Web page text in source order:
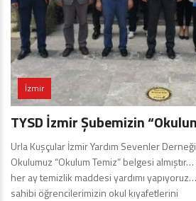
İzmir
TYSD İzmir Şubemizin
Urla Kuşçular İzmir Yardım Sevenler
Okulumuz “Okulum Temiz” belgesi
her ay temizlik maddesi yardımı yapıyoruz…
sahibi öğrencilerimizin okul kıyafetlerini